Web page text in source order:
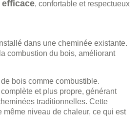
efficace, confortable et respectueux
dans une cheminée existante.
combustion du bois, améliorant
bois comme combustible.
et plus propre, générant
traditionnelles. Cette
niveau de chaleur, ce qui est